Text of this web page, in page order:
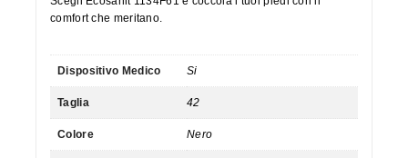
comfort che meritano.
Dispositivo Medico Si
Taglia 42
Colore Nero